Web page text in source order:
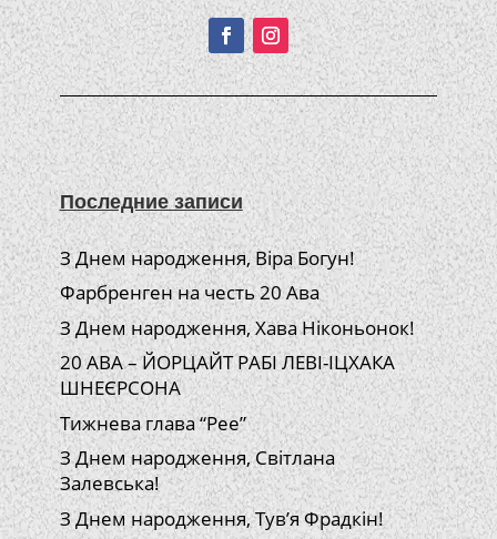
Последние записи
З Днем народження, Віра Богун!
Фарбренген на честь 20 Ава
З Днем народження, Хава Ніконьонок!
20 АВА – ЙОРЦАЙТ РАБІ ЛЕВІ-ІЦХАКА
ШНЕЄРСОНА
Тижнева глава “Рее”
З Днем народження, Світлана
Залевська!
З Днем народження, Тув’я Фрадкін!